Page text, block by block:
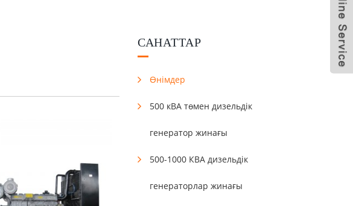
САНАТТАР
Өнімдер
500 кВА төмен дизельдік
генератор жинағы
500-1000 КВА дизельдік
генераторлар жинағы